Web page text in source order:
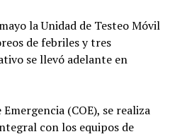
la Unidad de Testeo Móvil
de febriles y tres
se llevó adelante en
(COE), se realiza
con los equipos de